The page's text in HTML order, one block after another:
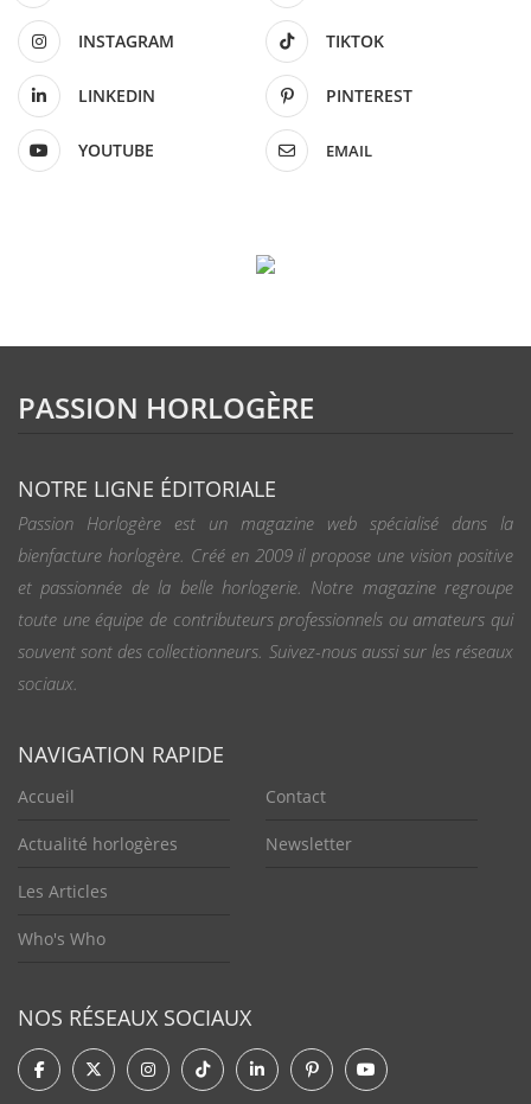
INSTAGRAM TIKTOK
LINKEDIN PINTEREST
YOUTUBE EMAIL
PASSION HORLOGÈRE
NOTRE LIGNE ÉDITORIALE
Passion Horlogère est un magazine web spécialisé dans la
bienfacture horlogère. Créé en 2009 il propose une vision positive
et passionnée de la belle horlogerie. Notre magazine regroupe
toute une équipe de contributeurs professionnels ou amateurs qui
souvent sont des collectionneurs. Suivez-nous aussi sur les réseaux
sociaux.
NAVIGATION RAPIDE
Accueil
Actualité horlogères
Les Articles
Who's Who
Contact
Newsletter
NOS RÉSEAUX SOCIAUX